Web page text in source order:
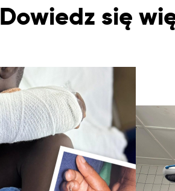
Dowiedz się